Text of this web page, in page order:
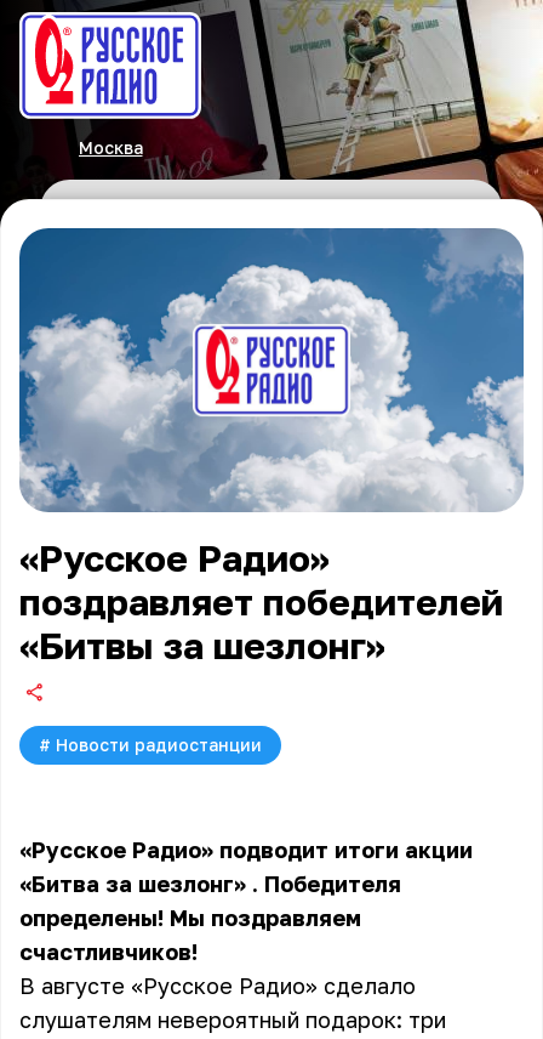
Москва
«Русское Радио»
поздравляет победителей
«Битвы за шезлонг»
# Новости радиостанции
«Русское Радио» подводит итоги акции
«Битва за шезлонг» . Победителя
определены! Мы поздравляем
счастливчиков!
В августе «Русское Радио» сделало
слушателям невероятный подарок: три